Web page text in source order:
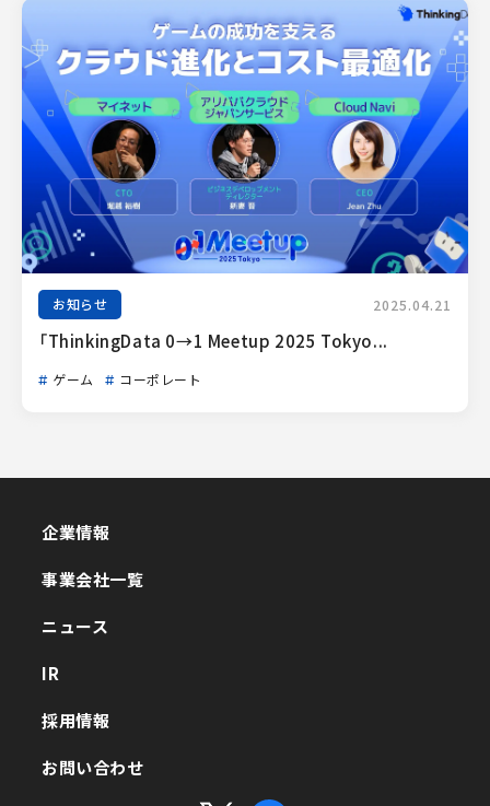
お知らせ 2025.04.21
「ThinkingData 0→1 Meetup 2025 Tokyo...
ゲーム コーポレート
企業情報
事業会社一覧
ニュース
IR
採用情報
お問い合わせ